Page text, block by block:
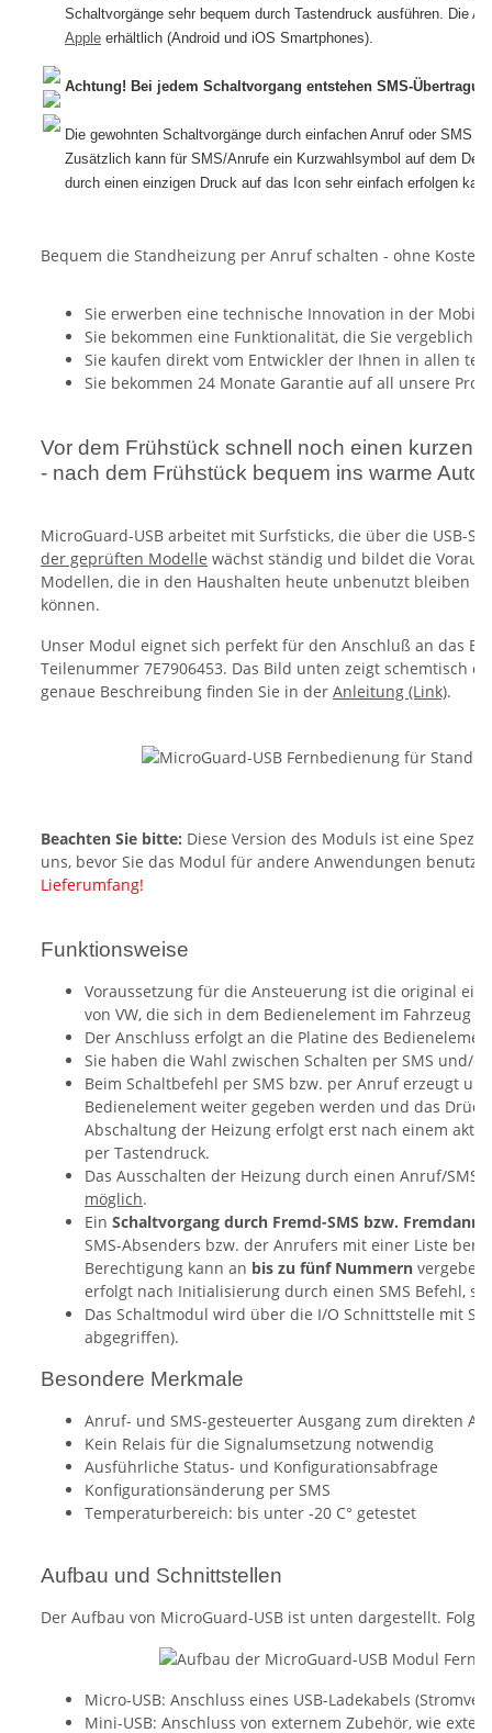
Schaltvorgänge sehr bequem durch Tastendruck ausführen. Die
Apple erhältlich (Android und iOS Smartphones).
Achtung! Bei jedem Schaltvorgang entstehen SMS-
Die gewohnten Schaltvorgänge durch einfachen Anruf oder SMS
Zusätzlich kann für SMS/Anrufe ein Kurzwahlsymbol auf dem
durch einen einzigen Druck auf das Icon sehr einfach erfolgen
Bequem die Standheizung per Anruf schalten - ohne Kosten.
Sie erwerben eine technische Innovation in der
Sie bekommen eine Funktionalität, die Sie vergeblich
Sie kaufen direkt vom Entwickler der Ihnen in allen
Sie bekommen 24 Monate Garantie auf all unsere
Vor dem Frühstück schnell noch einen kurzen
- nach dem Frühstück bequem ins warme Auto
MicroGuard-USB arbeitet mit Surfsticks, die über die USB-
der geprüften Modelle wächst ständig und bildet die
Modellen, die in den Haushalten heute unbenutzt bleiben
können.
Unser Modul eignet sich perfekt für den Anschluß an das
Teilenummer 7E7906453. Das Bild unten zeigt schemtisch
genaue Beschreibung finden Sie in der Anleitung (Link).
Beachten Sie bitte: Diese Version des Moduls ist eine
uns, bevor Sie das Modul für andere Anwendungen
Lieferumfang!
Funktionsweise
Voraussetzung für die Ansteuerung ist die original
von VW, die sich in dem Bedienelement im Fahrzeug
Der Anschluss erfolgt an die Platine des
Sie haben die Wahl zwischen Schalten per SMS und/
Beim Schaltbefehl per SMS bzw. per Anruf erzeugt
Bedienelement weiter gegeben werden und das
Abschaltung der Heizung erfolgt erst nach einem
per Tastendruck.
Das Ausschalten der Heizung durch einen Anruf/
möglich.
Ein Schaltvorgang durch Fremd-SMS bzw.
SMS-Absenders bzw. der Anrufers mit einer Liste
Berechtigung kann an bis zu fünf Nummern
erfolgt nach Initialisierung durch einen SMS Befehl,
Das Schaltmodul wird über die I/O Schnittstelle mit
abgegriffen).
Besondere Merkmale
Anruf- und SMS-gesteuerter Ausgang zum direkten
Kein Relais für die Signalumsetzung notwendig
Ausführliche Status- und Konfigurationsabfrage
Konfigurationsänderung per SMS
Temperaturbereich: bis unter -20 C° getestet
Aufbau und Schnittstellen
Der Aufbau von MicroGuard-USB ist unten dargestellt.
Micro-USB: Anschluss eines USB-Ladekabels
Mini-USB: Anschluss von externem Zubehör, wie